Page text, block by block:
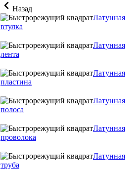
Назад
Латунная
втулка
Латунная
лента
Латунная
пластина
Латунная
полоса
Латунная
проволока
Латунная
труба